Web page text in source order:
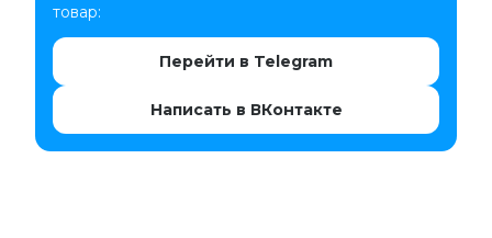
товар:
Перейти в Telegram
Написать в ВКонтакте